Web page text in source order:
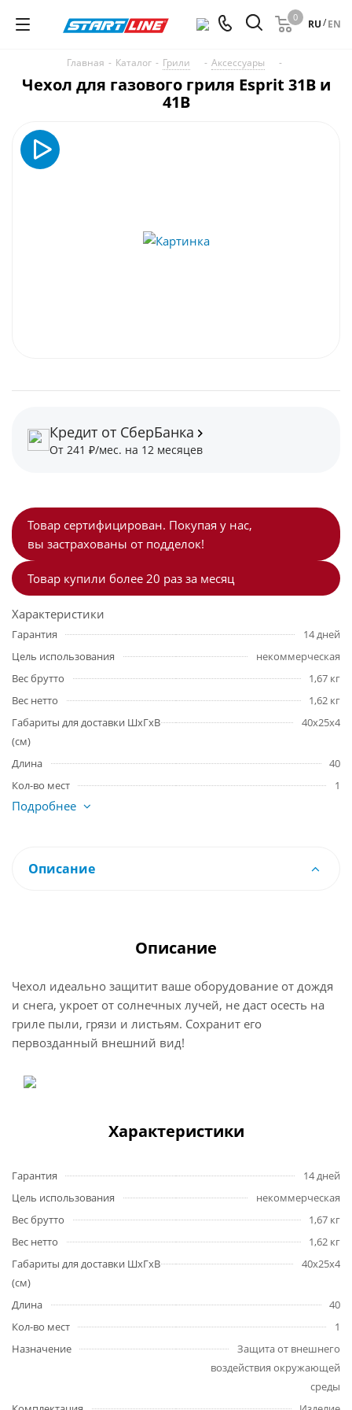
0
RU/EN
Главная - Каталог - Грили - Аксессуары -
Чехол для газового гриля Esprit 31B и
41B
Товар сертифицирован. Покупая у нас,
вы застрахованы от подделок!
Товар купили более 20 раз за месяц
Характеристики
Гарантия
14 дней
Цель использования
некоммерческая
Вес брутто
1,67 кг
Вес нетто
1,62 кг
Габариты для доставки ШхГхВ
(см)
40х25х4
Длина
40
Кол-во мест
1
Подробнее
Кредит от СберБанка
От 241 ₽/мес. на 12 месяцев
Описание
Описание
Чехол идеально защитит ваше оборудование от дождя
и снега, укроет от солнечных лучей, не даст осесть на
гриле пыли, грязи и листьям. Сохранит его
первозданный внешний вид!
Характеристики
Гарантия
14 дней
Цель использования
некоммерческая
Вес брутто
1,67 кг
Вес нетто
1,62 кг
Габариты для доставки ШхГхВ
(см)
40х25х4
Длина
40
Кол-во мест
1
Назначение
Защита от внешнего
воздействия окружающей
среды